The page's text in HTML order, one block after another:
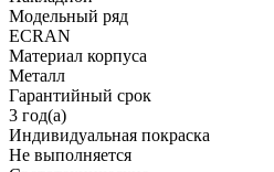
Модельный ряд
ECRAN
Материал корпуса
Металл
Гарантийный срок
3 год(а)
Индивидуальная покраска
Не выполняется